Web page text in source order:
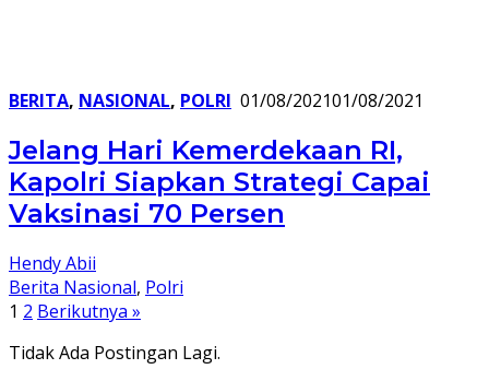
BERITA, NASIONAL, POLRI 01/08/202101/08/2021
Jelang Hari Kemerdekaan RI,
Kapolri Siapkan Strategi Capai
Vaksinasi 70 Persen
Hendy Abii
Berita Nasional, Polri
Paginasi
pos
1 2 Berikutnya »
Tidak Ada Postingan Lagi.